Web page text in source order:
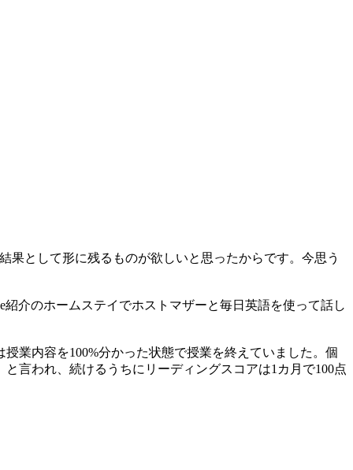
果として形に残るものが欲しいと思ったからです。‎今思う
介のホームステイでホストマザーと毎日英語を使って話し
業内容を100%分かった状態で授業を終えていました。個
言われ、続けるうちにリーディングスコアは1カ月で100点